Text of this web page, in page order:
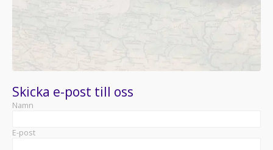
Skicka e-post till oss
Namn
E-post